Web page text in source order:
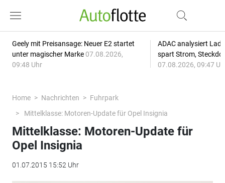
Geely mit Preisansage: Neuer E2 startet
unter magischer Marke 07.08.2026,
09:48 Uhr
ADAC analysiert
spart Strom,
07.08.2026, 09:47
Home Nachrichten
Fuhrpark
Mittelklasse: Motoren-Update für Opel Insignia
Mittelklasse: Motoren-Update für
Opel Insignia
01.07.2015 15:52 Uhr